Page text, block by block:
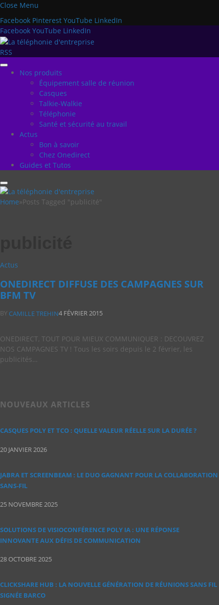
Close Menu
Facebook Pinterest YouTube LinkedIn
Facebook YouTube LinkedIn
RSS
Nos produits
Équipement salle de réunion
Casques
Talkie-Walkie
Téléphonie
Santé et sécurité au travail
Actus
Bon à savoir
Chez Onedirect
Guides et Tutos
Home»Posts Tagged "publicité"
Actus
ONEDIRECT DIFFUSE DES CAMPAGNES SUR
BFM TV
BY CAMILLE TREHIN4 FÉVRIER 2015
ONEDIRECT, TOUT POUR MIEUX COMMUNIQUER : DECOUVREZ
NOS CAMPAGNES TV ! Tous les soirs depuis le 2 février, les
publicités…
NOUVEAUX ARTICLES
CASQUES POLY ET TCO : QUELLE VALEUR RÉELLE SUR LA DURÉE ?
20 JANVIER 2026
JABRA ET SCREENBEAM : LE DUO GAGNANT POUR LA COLLABORATION
SANS‑FIL
25 NOVEMBRE 2025
SOLUTIONS DE VISIOCONFÉRENCE POLY IA : UNE RÉPONSE
INNOVANTE AUX DÉFIS DE COMMUNICATION
28 OCTOBRE 2025
CLICKSHARE HUB : LA NOUVELLE GÉNÉRATION DE RÉUNIONS SANS FIL
SIGNÉE BARCO